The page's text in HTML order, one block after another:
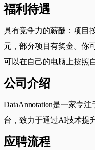
福利待遇
具有竞争力的薪酬：项目
元，部分项目有奖金。你
可以在自己的电脑上按照
公司介绍
DataAnnotation是一家专
台，致力于通过AI技术提
应聘流程